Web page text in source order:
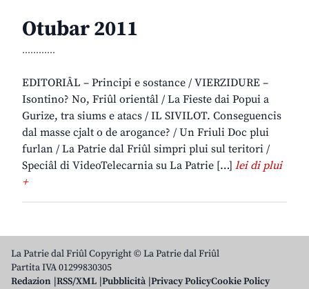
Otubar 2011
............
EDITORIÂL – Principi e sostance / VIERZIDURE –
Isontino? No, Friûl orientâl / La Fieste dai Popui a
Gurize, tra siums e atacs / IL SIVILOT. Conseguencis
dal masse cjalt o de arogance? / Un Friuli Doc plui
furlan / La Patrie dal Friûl simpri plui sul teritori /
Speciâl di VideoTelecarnia su La Patrie […] lei di plui
+
La Patrie dal Friûl Copyright © La Patrie dal Friûl
Partita IVA 01299830305
Redazion RSS/XML Pubblicità Privacy PolicyCookie Policy